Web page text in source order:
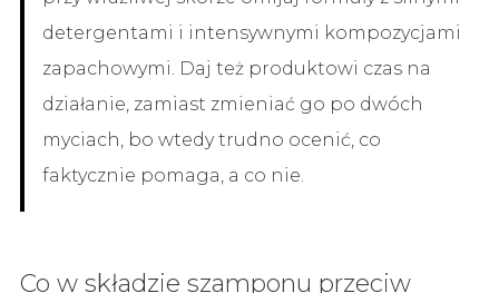
detergentami i intensywnymi kompozycjami
zapachowymi. Daj też produktowi czas na
działanie, zamiast zmieniać go po dwóch
myciach, bo wtedy trudno ocenić, co
faktycznie pomaga, a co nie.
Co w składzie szamponu przeciw